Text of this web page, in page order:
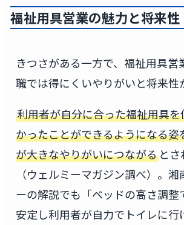
福祉用具営業の魅力と将来性
きつさがある一方で、福祉用具営
職では得にくいやりがいと将来性
利用者が自分に合った福祉用具
かったことができるようになる姿
が大きなやりがいにつながるとさ
（ウェルミーマガジン調べ）。
ーの解説でも「ベッドの高さ調整
安定し利用者が自力でトイレに行